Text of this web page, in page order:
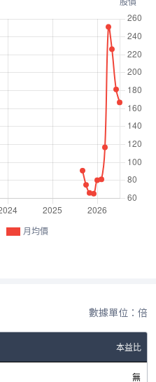
月均價
數據單位：倍
本益比
無